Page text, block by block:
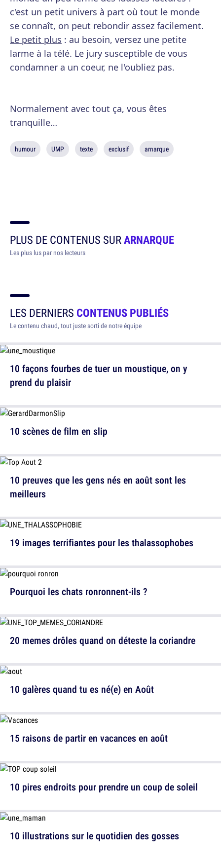
c'est un petit univers à part où tout le monde
se connaît, on peut rebondir assez facilement.
Le petit plus : au besoin, versez une petite
larme à la télé. Le jury susceptible de vous
condamner a un coeur, ne l'oubliez pas.
Normalement avec tout ça, vous êtes
tranquille…
humour UMP texte exclusif arnarque
PLUS DE CONTENUS SURARNARQUE
Les plus lus par nos lecteurs
LES DERNIERS CONTENUS PUBLIÉS
Le contenu chaud, tout juste sorti de notre équipe
10 façons fourbes de tuer un moustique, on y
prend du plaisir
10 preuves que les gens nés en août sont les
meilleurs
Pourquoi les chats ronronnent-ils ?
10 galères quand tu es né(e) en Août
10 pires endroits pour prendre un coup de soleil
10 scènes de film en slip
19 images terrifiantes pour les thalassophobes
20 memes drôles quand on déteste la coriandre
15 raisons de partir en vacances en août
10 illustrations sur le quotidien des gosses